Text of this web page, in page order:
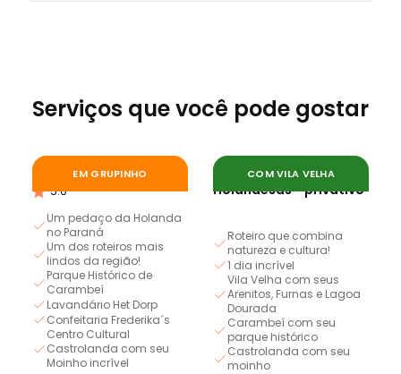
Serviços que você pode gostar
EM GRUPINHO
Colônias Holandesas
5.0
Um pedaço da Holanda
no Paraná
Um dos roteiros mais
lindos da região!
Parque Histórico de
Carambeí
Lavandário Het Dorp
Confeitaria Frederika´s
Centro Cultural
Castrolanda com seu
Moinho incrível
COM VILA VELHA
Vila Velha e Colônias
Holandesas - privativo
Roteiro que combina
natureza e cultura!
1 dia incrível
Vila Velha com seus
Arenitos, Furnas e Lagoa
Dourada
Carambeí com seu
parque histórico
Castrolanda com seu
moinho